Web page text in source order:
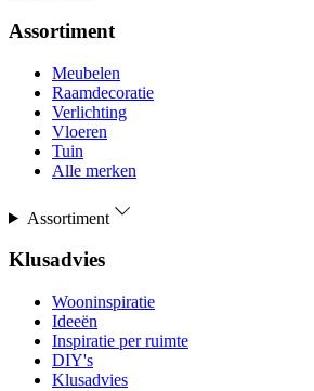
Assortiment
Meubelen
Raamdecoratie
Verlichting
Vloeren
Tuin
Alle merken
Assortiment
Klusadvies
Wooninspiratie
Ideeën
Inspiratie per ruimte
DIY's
Klusadvies